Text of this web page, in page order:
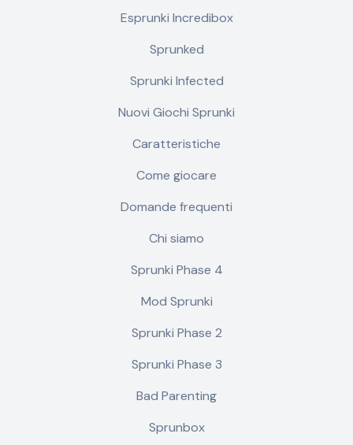
Esprunki Incredibox
Sprunked
Sprunki Infected
Nuovi Giochi Sprunki
Caratteristiche
Come giocare
Domande frequenti
Chi siamo
Sprunki Phase 4
Mod Sprunki
Sprunki Phase 2
Sprunki Phase 3
Bad Parenting
Sprunbox